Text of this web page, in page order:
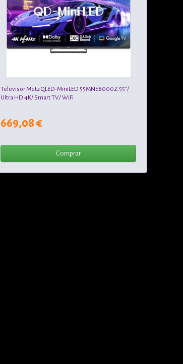
Televisor Metz QLED-MiniLED 55MNE8000Z 55"/
Ultra HD 4K/ Smart TV/ WiFi
669,08 €
Comprar